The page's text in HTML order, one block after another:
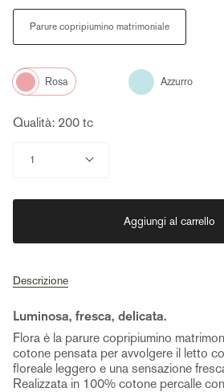
Size
Parure copripiumino matrimoniale
Color
Rosa
Azzurro
Qualità: 200 tc
1
Aggiungi al carrello
Descrizione
Luminosa, fresca, delicata.
Flora è la parure copripiumino
cotone pensata per avvolgere il letto
floreale leggero e una sensazione
Realizzata in 100% cotone percalle